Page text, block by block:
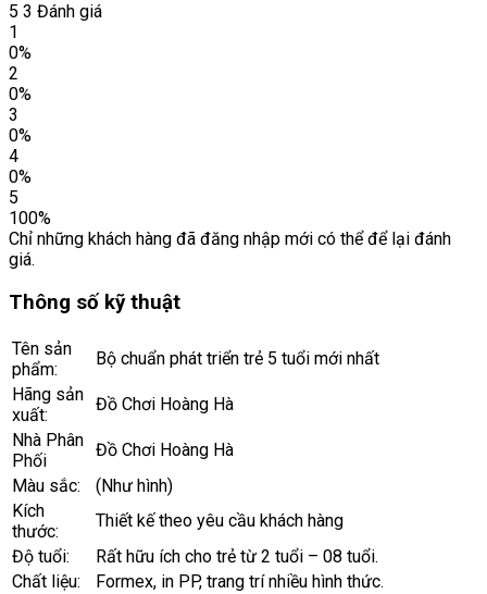
5 3 Đánh giá
1
0%
2
0%
3
0%
4
0%
5
100%
Chỉ những khách hàng đã đăng nhập mới có thể để lại đánh
giá.
Thông số kỹ thuật
Tên sản
phẩm:
Bộ chuẩn phát triển trẻ 5 tuổi mới nhất
Hãng sản
xuất:
Đồ Chơi Hoàng Hà
Nhà Phân
Phối
Đồ Chơi Hoàng Hà
Màu sắc:
(Như hình)
Kích
thước:
Thiết kế theo yêu cầu khách hàng
Độ tuổi:
Rất hữu ích cho trẻ từ 2 tuổi – 08 tuổi.
Chất liệu:
Formex, in PP, trang trí nhiều hình thức.